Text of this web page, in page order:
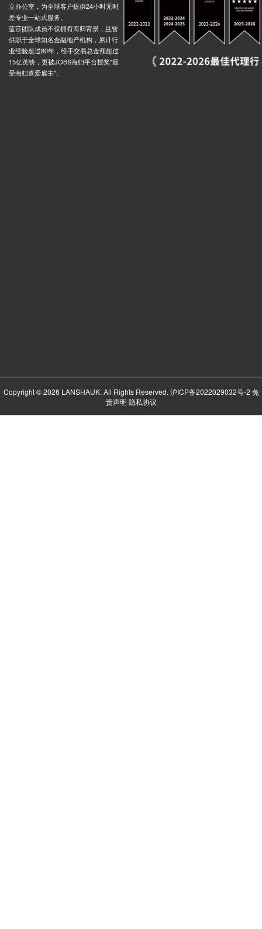
立办公室，为全球客户提供24小时无时
差专业一站式服务。
蓝莎团队成员不仅拥有海归背景，且曾
供职于全球知名金融地产机构，累计行
业经验超过80年，经手交易总金额超过
15亿英镑，更被JOBS海归平台授奖"最
受海归喜爱雇主"。
Copyright © 2026 LANSHAUK. All Rights Reserved. 沪ICP备2022029032号-2 免
责声明 隐私协议